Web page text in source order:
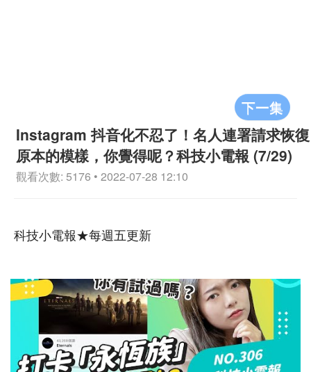
下一集
Instagram 抖音化不忍了！名人連署請求恢復
原本的模樣，你覺得呢？科技小電報 (7/29)
觀看次數: 5176 • 2022-07-28 12:10
科技小電報★每週五更新